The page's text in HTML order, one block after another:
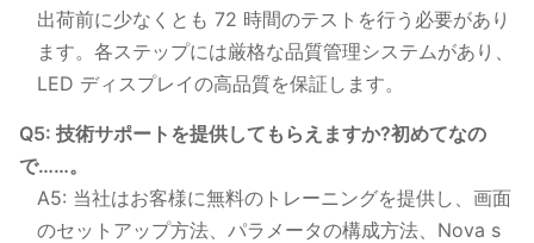
出荷前に少なくとも 72 時間のテストを行う必要があり
ます。各ステップには厳格な品質管理システムがあり、
LED ディスプレイの高品質を保証します。
Q5: 技術サポートを提供してもらえますか?初めてなの
で……。
A5: 当社はお客様に無料のトレーニングを提供し、画面
のセットアップ方法、パラメータの構成方法、Nova s​​